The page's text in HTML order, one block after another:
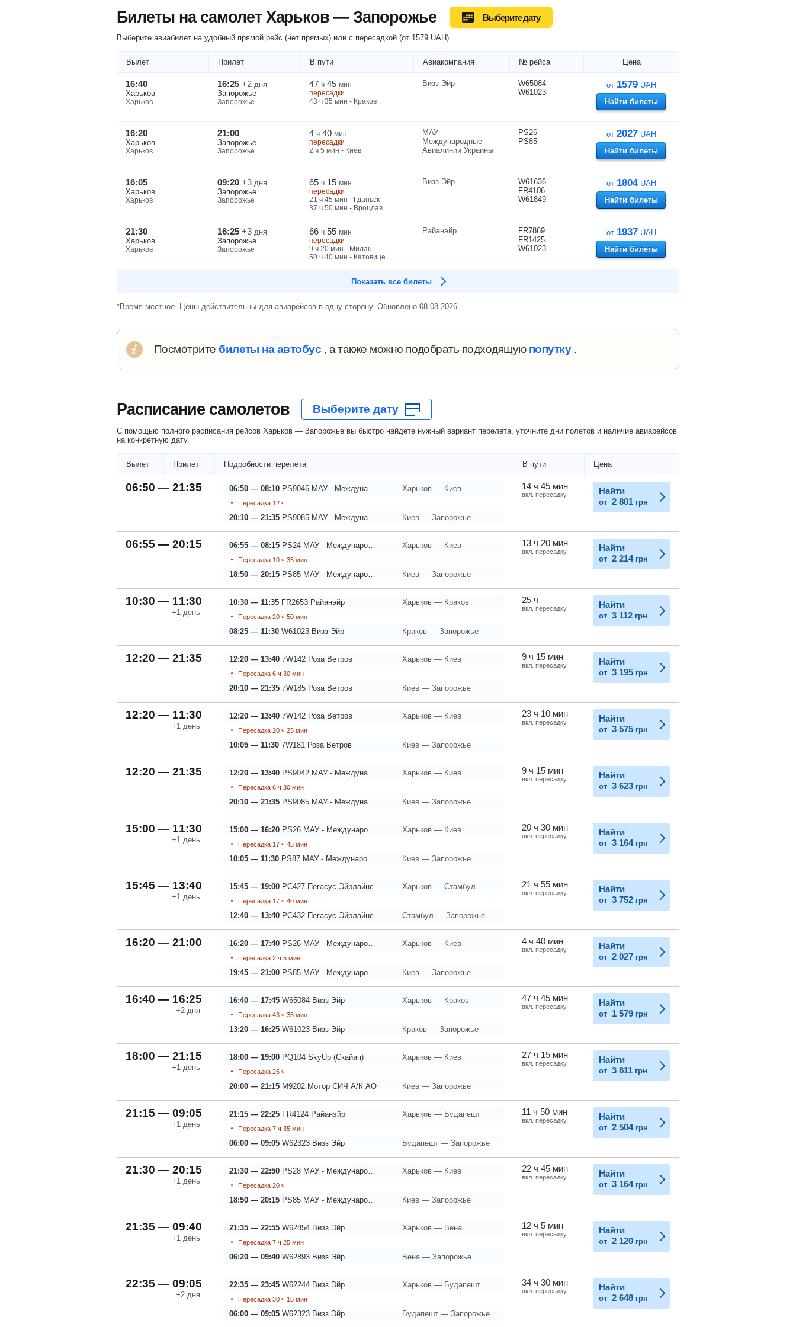
Билеты на самолет Харьков — Запорожье Выберите дату
Выберите авиабилет на удобный прямой рейс (нет прямых) или с пересадкой (от 1579 UAH).
Вылет Прилет В пути Авиакомпания № рейса Цена
16:40
Харьков
Харьков
16:25 +2 дня
Запорожье
Запорожье
47 ч 45 мин
пересадки
43 ч 35 мин - Краков
Визз Эйр
W65084
W61023
от 1579 UAH
Найти билеты
16:20
Харьков
Харьков
21:00
Запорожье
Запорожье
4 ч 40 мин
пересадки
2 ч 5 мин - Киев
МАУ -
Международные
Авиалинии Украины
PS26
PS85
от 2027 UAH
Найти билеты
16:05
Харьков
Харьков
09:20 +3 дня
Запорожье
Запорожье
65 ч 15 мин
пересадки
21 ч 45 мин - Гданьск
37 ч 50 мин - Вроцлав
Визз Эйр
W61636
FR4106
W61849
от 1804 UAH
Найти билеты
21:30
Харьков
Харьков
16:25 +3 дня
Запорожье
Запорожье
66 ч 55 мин
пересадки
9 ч 20 мин - Милан
50 ч 40 мин - Катовице
Райанэйр
FR7869
FR1425
W61023
от 1937 UAH
Найти билеты
Показать все билеты
*Время местное. Цены действительны для авиарейсов в одну сторону. Обновлено 08.08.2026.
Посмотритебилеты на автобус , а также можно подобрать подходящую попутку.
Расписание самолетов
С помощью полного расписания рейсов Харьков — Запорожье вы быстро найдете нужный вариант перелета, уточните дни полетов и наличие авиарейсов
на конкретную дату.
Вылет Прилет Подробности перелета В пути Цена
06:50 — 21:35 06:50 — 08:10 PS9046 МАУ - Международные Авиалинии Украины Харьков — Киев
Пересадка 12 ч
20:10 — 21:35 PS9085 МАУ - Международные Авиалинии Украины Киев — Запорожье
14 ч 45 мин
вкл. пересадку Найти
от 2 801 грн
06:55 — 20:15 06:55 — 08:15 PS24 МАУ - Международные Авиалинии Украины Харьков — Киев
Пересадка 10 ч 35 мин
18:50 — 20:15 PS85 МАУ - Международные Авиалинии Украины Киев — Запорожье
13 ч 20 мин
вкл. пересадку Найти
от 2 214 грн
10:30 — 11:30
+1 день
10:30 — 11:35 FR2653 Райанэйр Харьков — Краков
Пересадка 20 ч 50 мин
08:25 — 11:30 W61023 Визз Эйр Краков — Запорожье
25 ч
вкл. пересадку Найти
от 3 112 грн
12:20 — 21:35 12:20 — 13:40 7W142 Роза Ветров Харьков — Киев
Пересадка 6 ч 30 мин
20:10 — 21:35 7W185 Роза Ветров Киев — Запорожье
9 ч 15 мин
вкл. пересадку Найти
от 3 195 грн
12:20 — 11:30
+1 день
12:20 — 13:40 7W142 Роза Ветров Харьков — Киев
Пересадка 20 ч 25 мин
10:05 — 11:30 7W181 Роза Ветров Киев — Запорожье
23 ч 10 мин
вкл. пересадку Найти
от 3 575 грн
12:20 — 21:35 12:20 — 13:40 PS9042 МАУ - Международные Авиалинии Украины Харьков — Киев
Пересадка 6 ч 30 мин
20:10 — 21:35 PS9085 МАУ - Международные Авиалинии Украины Киев — Запорожье
9 ч 15 мин
вкл. пересадку Найти
от 3 623 грн
15:00 — 11:30
+1 день
15:00 — 16:20 PS26 МАУ - Международные Авиалинии Украины Харьков — Киев
Пересадка 17 ч 45 мин
10:05 — 11:30 PS87 МАУ - Международные Авиалинии Украины Киев — Запорожье
20 ч 30 мин
вкл. пересадку Найти
от 3 164 грн
15:45 — 13:40
+1 день
15:45 — 19:00 PC427 Пегасус Эйрлайнс Харьков — Стамбул
Пересадка 17 ч 40 мин
12:40 — 13:40 PC432 Пегасус Эйрлайнс Стамбул — Запорожье
21 ч 55 мин
вкл. пересадку Найти
от 3 752 грн
16:20 — 21:00 16:20 — 17:40 PS26 МАУ - Международные Авиалинии Украины Харьков — Киев
Пересадка 2 ч 5 мин
19:45 — 21:00 PS85 МАУ - Международные Авиалинии Украины Киев — Запорожье
4 ч 40 мин
вкл. пересадку Найти
от 2 027 грн
16:40 — 16:25
+2 дня
16:40 — 17:45 W65084 Визз Эйр Харьков — Краков
Пересадка 43 ч 35 мин
13:20 — 16:25 W61023 Визз Эйр Краков — Запорожье
47 ч 45 мин
вкл. пересадку Найти
от 1 579 грн
18:00 — 21:15
+1 день
18:00 — 19:00 PQ104 SkyUp (Скайап) Харьков — Киев
Пересадка 25 ч
20:00 — 21:15 M9202 Мотор СИЧ А/К АО Киев — Запорожье
27 ч 15 мин
вкл. пересадку Найти
от 3 811 грн
21:15 — 09:05
+1 день
21:15 — 22:25 FR4124 Райанэйр Харьков — Будапешт
Пересадка 7 ч 35 мин
06:00 — 09:05 W62323 Визз Эйр Будапешт — Запорожье
11 ч 50 мин
вкл. пересадку Найти
от 2 504 грн
21:30 — 20:15
+1 день
21:30 — 22:50 PS28 МАУ - Международные Авиалинии Украины Харьков — Киев
Пересадка 20 ч
18:50 — 20:15 PS85 МАУ - Международные Авиалинии Украины Киев — Запорожье
22 ч 45 мин
вкл. пересадку Найти
от 3 164 грн
21:35 — 09:40
+1 день
21:35 — 22:55 W62854 Визз Эйр Харьков — Вена
Пересадка 7 ч 25 мин
06:20 — 09:40 W62893 Визз Эйр Вена — Запорожье
12 ч 5 мин
вкл. пересадку Найти
от 2 120 грн
22:35 — 09:05
+2 дня
22:35 — 23:45 W62244 Визз Эйр Харьков — Будапешт
Пересадка 30 ч 15 мин
06:00 — 09:05 W62323 Визз Эйр Будапешт — Запорожье
34 ч 30 мин
вкл. пересадку Найти
от 2 648 грн